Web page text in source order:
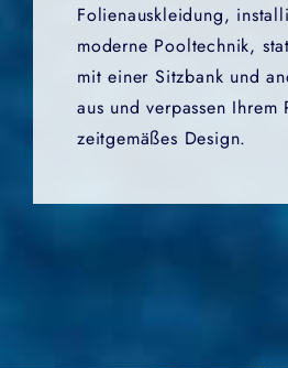
Folienauskleidung,
moderne Pooltechnik,
mit einer Sitzbank und
aus und verpassen Ihrem
zeitgemäßes Design.